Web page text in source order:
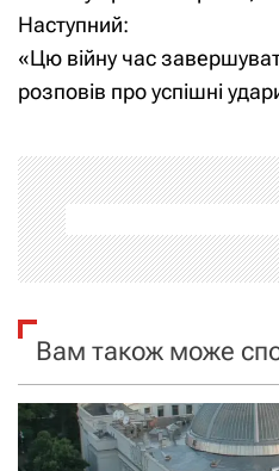
в
і
а
ц
і
я
з
а
Наступний:
«Цю війну час
розповів про успішні
Вам також може